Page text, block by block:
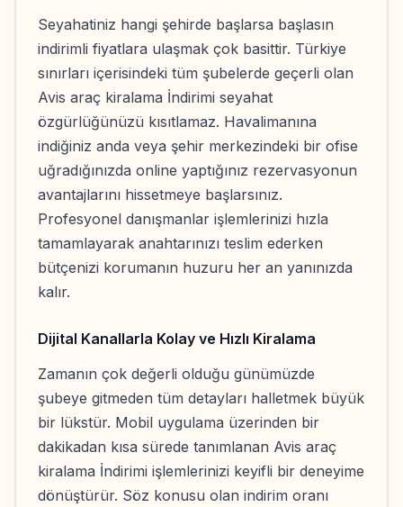
Seyahatiniz hangi şehirde başlarsa başlasın
indirimli fiyatlara ulaşmak çok basittir. Türkiye
sınırları içerisindeki tüm şubelerde geçerli olan
Avis araç kiralama İndirimi seyahat
özgürlüğünüzü kısıtlamaz. Havalimanına
indiğiniz anda veya şehir merkezindeki bir ofise
uğradığınızda online yaptığınız rezervasyonun
avantajlarını hissetmeye başlarsınız.
Profesyonel danışmanlar işlemlerinizi hızla
tamamlayarak anahtarınızı teslim ederken
bütçenizi korumanın huzuru her an yanınızda
kalır.
Dijital Kanallarla Kolay ve Hızlı Kiralama
Zamanın çok değerli olduğu günümüzde
şubeye gitmeden tüm detayları halletmek büyük
bir lükstür. Mobil uygulama üzerinden bir
dakikadan kısa sürede tanımlanan Avis araç
kiralama İndirimi işlemlerinizi keyifli bir deneyime
dönüştürür. Söz konusu olan indirim oranı